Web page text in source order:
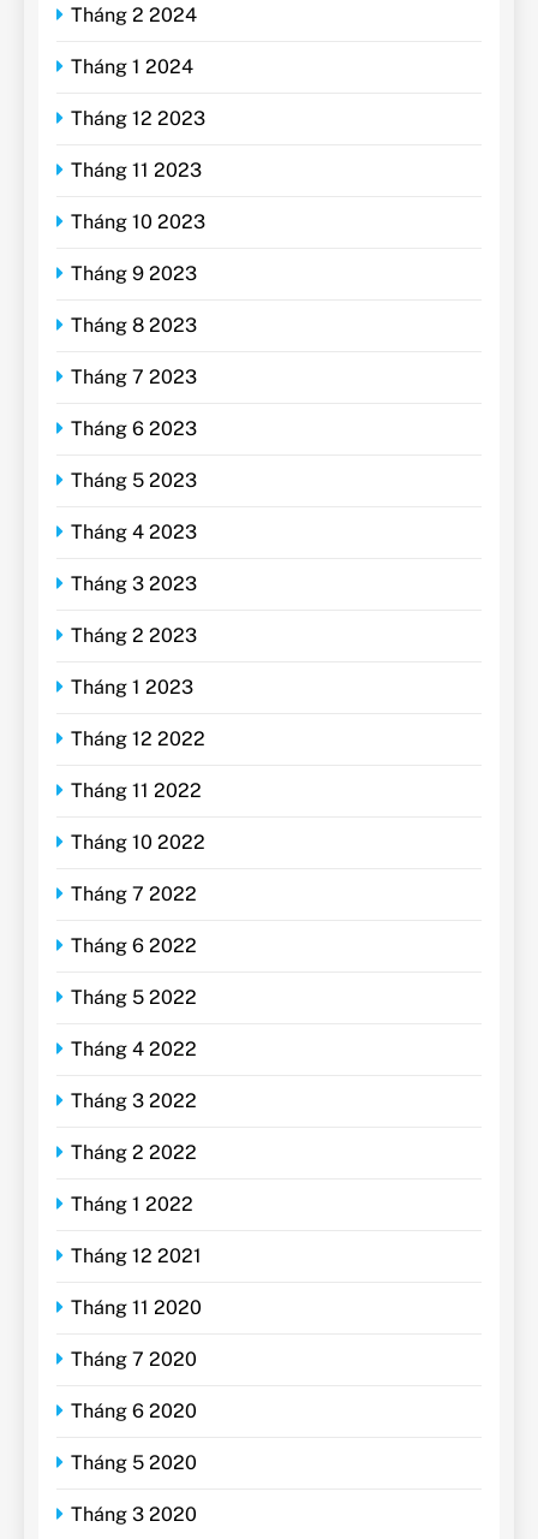
Tháng 2 2024
Tháng 1 2024
Tháng 12 2023
Tháng 11 2023
Tháng 10 2023
Tháng 9 2023
Tháng 8 2023
Tháng 7 2023
Tháng 6 2023
Tháng 5 2023
Tháng 4 2023
Tháng 3 2023
Tháng 2 2023
Tháng 1 2023
Tháng 12 2022
Tháng 11 2022
Tháng 10 2022
Tháng 7 2022
Tháng 6 2022
Tháng 5 2022
Tháng 4 2022
Tháng 3 2022
Tháng 2 2022
Tháng 1 2022
Tháng 12 2021
Tháng 11 2020
Tháng 7 2020
Tháng 6 2020
Tháng 5 2020
Tháng 3 2020